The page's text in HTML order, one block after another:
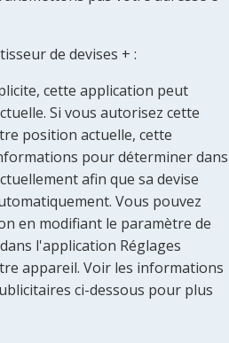
de devises + :
cette application peut
Si vous autorisez cette
position actuelle, cette
pour déterminer dans
afin que sa devise
Vous pouvez
en modifiant le paramètre de
l'application Réglages
appareil. Voir les informations
ci-dessous pour plus